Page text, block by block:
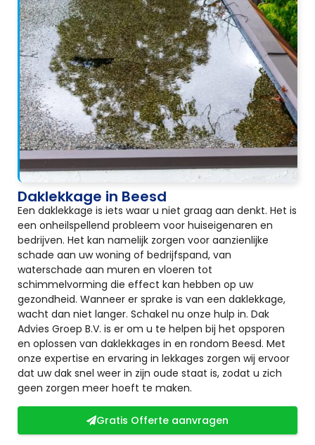
Daklekkage in Beesd
Een daklekkage is iets waar u niet graag aan denkt. Het is
een onheilspellend probleem voor huiseigenaren en
bedrijven. Het kan namelijk zorgen voor aanzienlijke
schade aan uw woning of bedrijfspand, van
waterschade aan muren en vloeren tot
schimmelvorming die effect kan hebben op uw
gezondheid. Wanneer er sprake is van een daklekkage,
wacht dan niet langer. Schakel nu onze hulp in. Dak
Advies Groep B.V. is er om u te helpen bij het opsporen
en oplossen van daklekkages in en rondom Beesd. Met
onze expertise en ervaring in lekkages zorgen wij ervoor
dat uw dak snel weer in zijn oude staat is, zodat u zich
geen zorgen meer hoeft te maken.
Gratis Offerte aanvragen